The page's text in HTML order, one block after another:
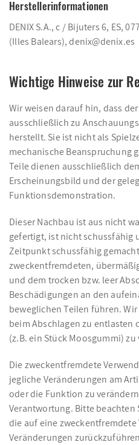
Herstellerinformationen
DENIX S.A., c / Bijuters 6, ES,
(Illes Balears), denix@denix.es
Wichtige Hinweise zur
Wir weisen darauf hin, dass
ausschließlich zu
herstellt. Sie ist nicht als
mechanische Beanspruchung
Teile dienen ausschließlich
Erscheinungsbild und der
Funktionsdemonstration.
Dieser Nachbau ist aus nicht
gefertigt, ist nicht schussfähig
Zeitpunkt schussfähig
zweckentfremdeten,
und dem trocken bzw. leer
Beschädigungen an den
beweglichen Teilen führen.
beim Abschlagen zu entlasten
(z.B. ein Stück Moosgummi)
Die zweckentfremdete
jegliche Veränderungen am
oder die Funktion zu
Verantwortung. Bitte beachten
die auf eine
Veränderungen